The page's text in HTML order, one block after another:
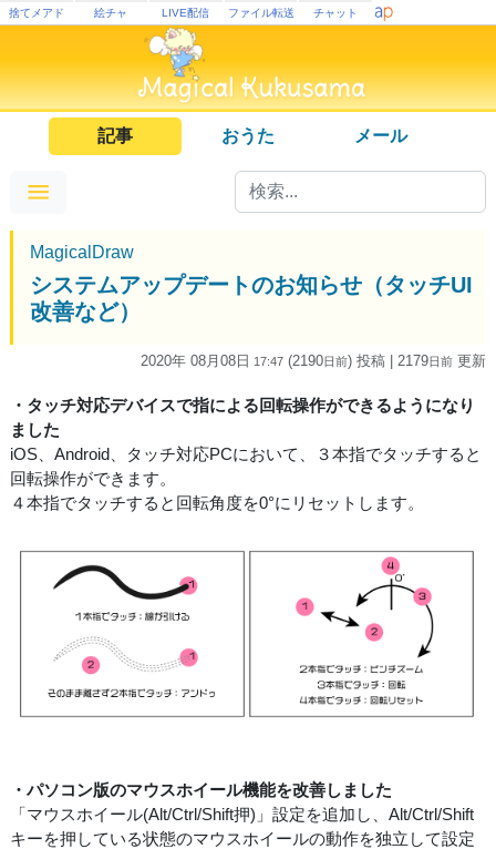
捨てメアド 絵チャ LIVE配信 ファイル転送 チャット
記事 おうた メール
MagicalDraw
システムアップデートのお知らせ（タッチUI
改善など）
2020年 08月08日 17:47 (2190日前) 投稿 | 2179日前 更新
・タッチ対応デバイスで指による回転操作ができるようになり
ました
iOS、Android、タッチ対応PCにおいて、３本指でタッチすると
回転操作ができます。
４本指でタッチすると回転角度を0°にリセットします。
・パソコン版のマウスホイール機能を改善しました
「マウスホイール(Alt/Ctrl/Shift押)」設定を追加し、Alt/Ctrl/Shift
キーを押している状態のマウスホイールの動作を独立して設定